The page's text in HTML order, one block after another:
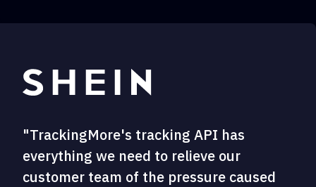
"TrackingMore's tracking API has
everything we need to relieve our
customer team of the pressure caused